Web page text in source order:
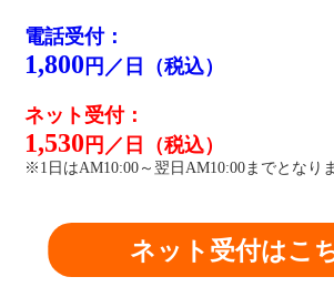
電話受付：
1,800 円／日（税込）
ネット受付：
1,530 円／日（税込）
※1日はAM10:00～翌日AM10:00までとなり
ネット受付はこ